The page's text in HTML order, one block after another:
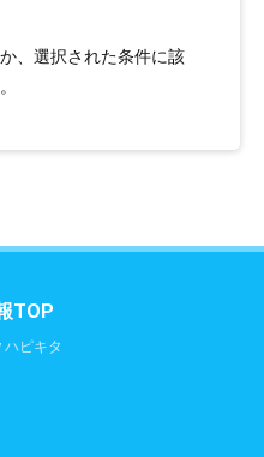
、選択された条件に該
TOP
ハピキタ